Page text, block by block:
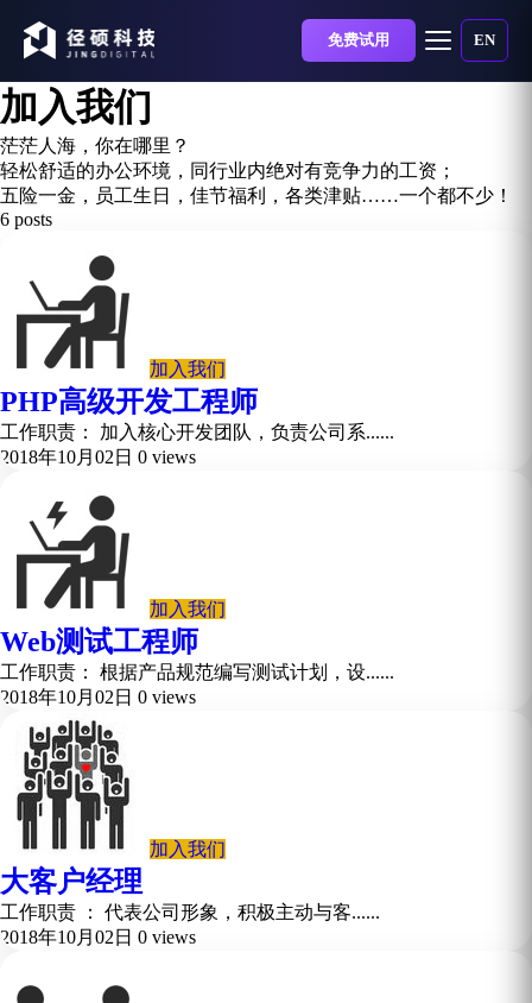
免费试用 EN
加入我们
茫茫人海，你在哪里？
轻松舒适的办公环境，同行业内绝对有竞争力的工资；
五险一金，员工生日，佳节福利，各类津贴……一个都不少！
6 posts
加入我们
PHP高级开发工程师
工作职责： 加入核心开发团队，负责公司系......
2018年10月02日 0 views
加入我们
Web测试工程师
工作职责： 根据产品规范编写测试计划，设......
2018年10月02日 0 views
加入我们
大客户经理
工作职责 ： 代表公司形象，积极主动与客......
2018年10月02日 0 views